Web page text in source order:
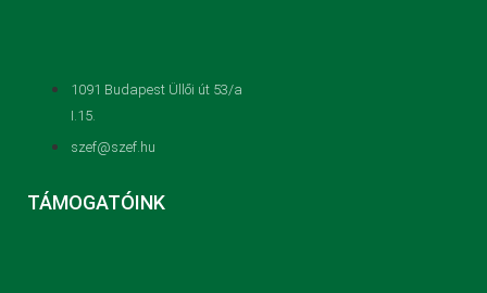
1091 Budapest Üllői út 53/a
I.15.
szef@szef.hu
TÁMOGATÓINK